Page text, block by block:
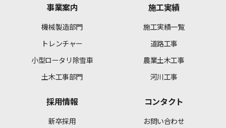
事業案内
機械製造部門
トレンチャー
小型ロータリ除雪車
土木工事部門
施工実績
施工実績一覧
道路工事
農業土木工事
河川工事
採用情報
新卒採用
コンタクト
お問い合わせ